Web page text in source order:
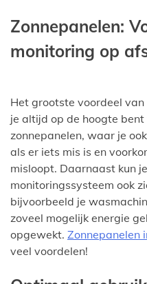
Zonnepanelen:
monitoring op
Het grootste voordeel
je altijd op de hoogte
zonnepanelen, waar je
als er iets mis is en
misloopt. Daarnaast kun
monitoringssysteem ook
bijvoorbeeld je
zoveel mogelijk energie
opgewekt. Zonnepanelen
veel voordelen!